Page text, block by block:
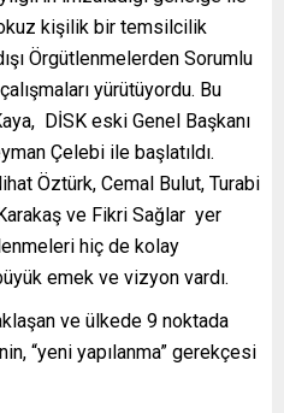
kişilik bir temsilcilik
Örgütlenmelerden Sorumlu
yürütüyordu. Bu
DİSK eski Genel Başkanı
Çelebi ile başlatıldı.
Öztürk, Cemal Bulut, Turabi
ve Fikri Sağlar yer
hiç de kolay
emek ve vizyon vardı.
ve ülkede 9 noktada
“yeni yapılanma” gerekçesi